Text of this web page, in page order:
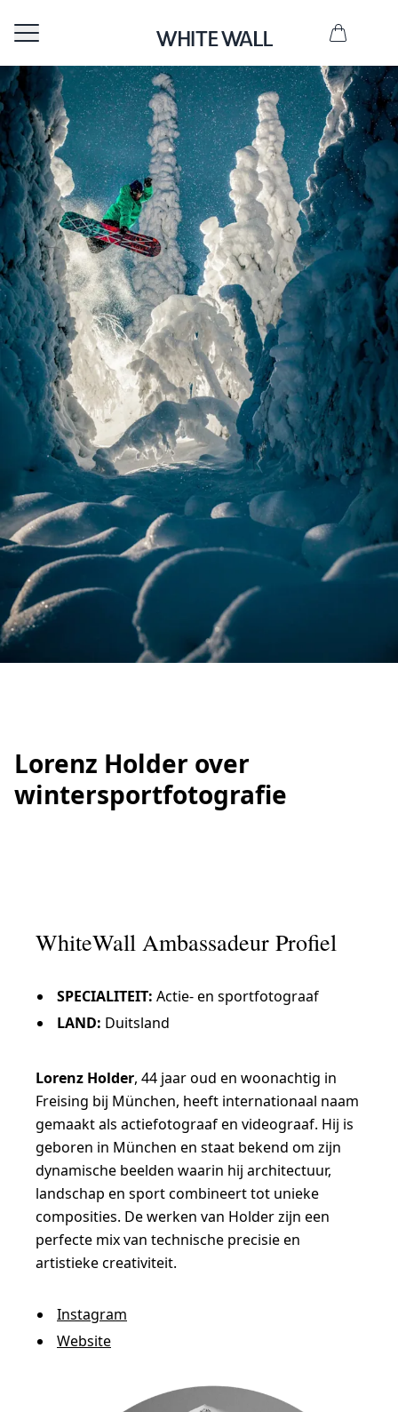
Lorenz Holder over
wintersportfotografie
WhiteWall Ambassadeur Profiel
SPECIALITEIT: Actie- en sportfotograaf
LAND: Duitsland
Lorenz Holder, 44 jaar oud en woonachtig in
Freising bij München, heeft internationaal naam
gemaakt als actiefotograaf en videograaf. Hij is
geboren in München en staat bekend om zijn
dynamische beelden waarin hij architectuur,
landschap en sport combineert tot unieke
composities. De werken van Holder zijn een
perfecte mix van technische precisie en
artistieke creativiteit.
Instagram
Website